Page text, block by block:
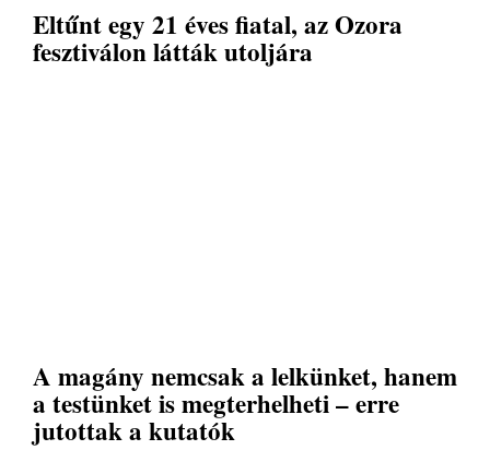
Eltűnt egy 21 éves fiatal, az Ozora
fesztiválon látták utoljára
A magány nemcsak a lelkünket, hanem
a testünket is megterhelheti – erre
jutottak a kutatók